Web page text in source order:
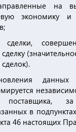
на
экономику и
сделки,
данных
поставщика,
в
46 настоящих